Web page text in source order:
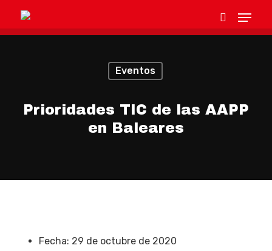
Hit enter to search or ESC to close
Eventos
Prioridades TIC de las AAPP
en Baleares
Fecha: 29 de octubre de 2020